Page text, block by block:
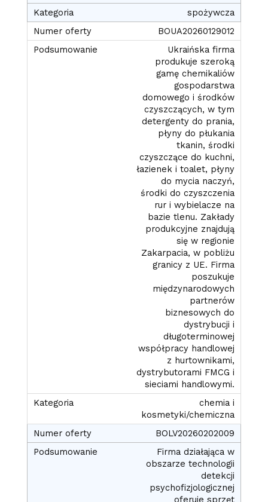
spożywcza
BOUA20260129012
Ukraińska firma
produkuje szeroką
gamę chemikaliów
gospodarstwa
domowego i środków
czyszczących, w tym
detergenty do prania,
płyny do płukania
tkanin, środki
czyszczące do kuchni,
łazienek i toalet, płyny
do mycia naczyń,
środki do czyszczenia
rur i wybielacze na
bazie tlenu. Zakłady
produkcyjne znajdują
się w regionie
Zakarpacia, w pobliżu
granicy z UE. Firma
poszukuje
międzynarodowych
partnerów
biznesowych do
dystrybucji i
długoterminowej
współpracy handlowej
z hurtownikami,
dystrybutorami FMCG i
sieciami handlowymi.
chemia i
kosmetyki/chemiczna
BOLV20260202009
Firma działająca w
obszarze technologii
detekcji
psychofizjologicznej
oferuje sprzęt